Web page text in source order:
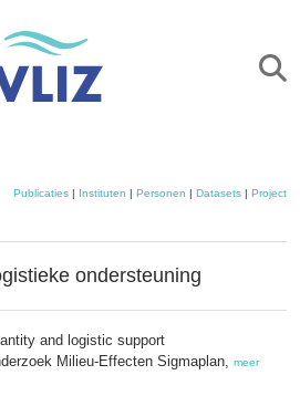
Publicaties | Instituten | Personen | Datasets | Projecten
ondersteuning
and logistic support
Milieu-Effecten Sigmaplan, meer